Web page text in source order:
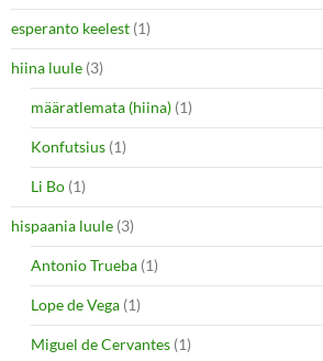
esperanto keelest (1)
hiina luule (3)
määratlemata (hiina) (1)
Konfutsius (1)
Li Bo (1)
hispaania luule (3)
Antonio Trueba (1)
Lope de Vega (1)
Miguel de Cervantes (1)